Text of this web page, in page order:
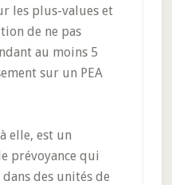
les plus-values et
de ne pas
au moins 5
sur un PEA
elle, est un
prévoyance qui
des unités de